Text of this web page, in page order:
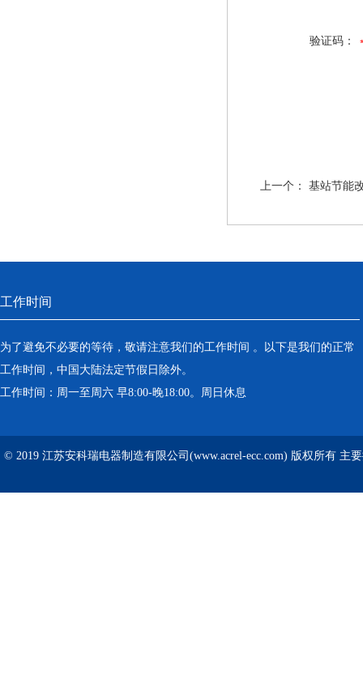
验证码：
上一个： 基站节能
工作时间
为了避免不必要的等待，敬请注意我们的工作时间 。以下是我们的正常
工作时间，中国大陆法定节假日除外。
工作时间：周一至周六 早8:00-晚18:00。周日休息
© 2019 江苏安科瑞电器制造有限公司(www.acrel-ecc.com) 版权所有 主